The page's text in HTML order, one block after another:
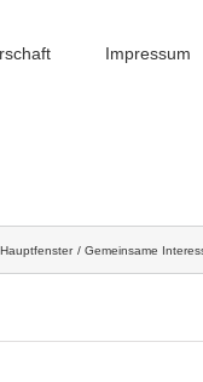
Impressum
Gemeinsame